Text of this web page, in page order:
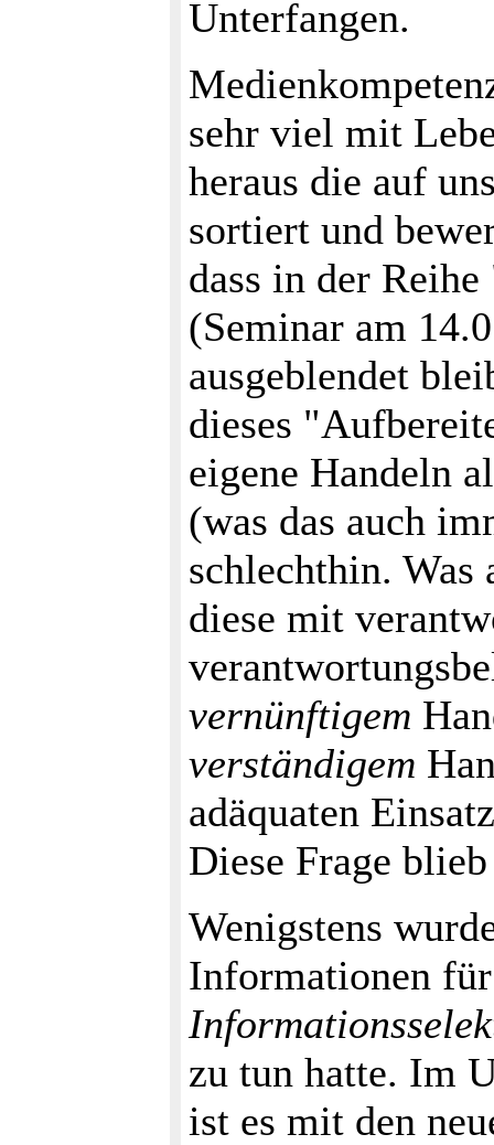
Unterfangen.
sehr viel mit
heraus die auf
sortiert und
dass in der
(Seminar am
ausgeblendet
dieses
eigene Handeln
(was das auch
schlechthin. Was
diese mit
vernünftigem
verständigem
adäquaten
Diese Frage
Wenigstens
Informationen
zu tun hatte. Im
ist es mit den